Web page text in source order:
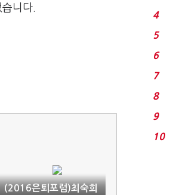
니다.
(2016은퇴포럼)최숙희
4
5
6
7
8
9
10